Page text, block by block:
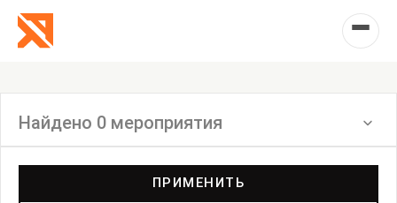
Найдено 0 мероприятия
ПРИМЕНИТЬ